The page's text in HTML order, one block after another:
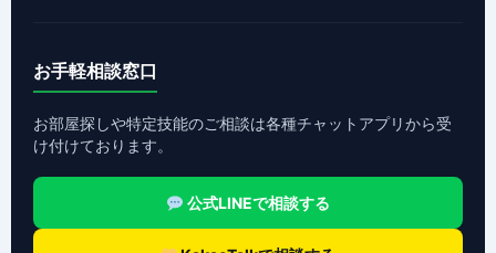
お手軽相談窓口
お部屋探しや特定技能のご相談は各種チャットアプリから受
け付けております。
公式LINEで相談する